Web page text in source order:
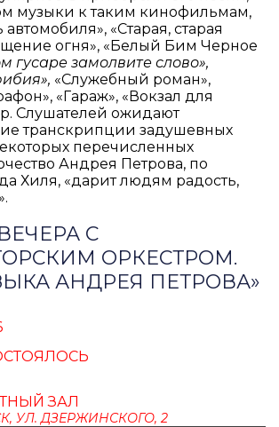
музыки к таким кинофильмам,
«Старая, старая
огня», «Белый Бим Черное
гусаре замолвите слово»,
«Служебный роман»,
«Гараж», «Вокзал для
Слушателей ожидают
транскрипции задушевных
перечисленных
Андрея Петрова, по
Хиля, «дарит людям радость,
С
ОРКЕСТРОМ.
АНДРЕЯ ПЕТРОВА»
ЗАЛ
УЛ. ДЗЕРЖИНСКОГО, 2